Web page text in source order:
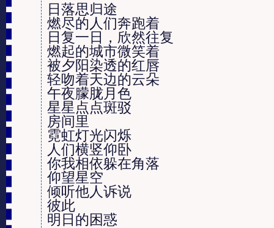
日落思归途
燃尽的人们奔跑着
日复一日，欣然往复
燃起的城市微笑着
被夕阳染透的红唇
轻吻着天边的云朵
午夜朦胧月色
星星点点斑驳
房间里
霓虹灯光闪烁
人们横竖仰卧
你我相依躲在角落
仰望星空
倾听他人诉说
彼此
明日的困惑